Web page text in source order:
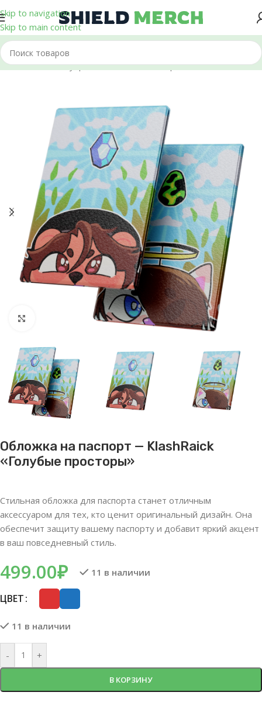
Skip to navigation
Skip to main content
Главная/Аксессуары/Обложки на паспорт
Нажмите, чтобы увеличить
Обложка на паспорт — KlashRaick
«Голубые просторы»
Стильная обложка для паспорта станет отличным
аксессуаром для тех, кто ценит оригинальный дизайн. Она
обеспечит защиту вашему паспорту и добавит яркий акцент
в ваш повседневный стиль.
499.00₽ 11 в наличии
ЦВЕТ
11 в наличии
- +
В КОРЗИНУ